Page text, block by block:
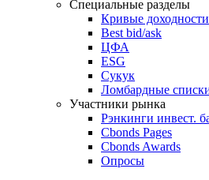
Специальные разделы
Кривые доходности
Best bid/ask
ЦФА
ESG
Сукук
Ломбардные
Участники рынка
Рэнкинги инвест.
Cbonds Pages
Cbonds Awards
Опросы